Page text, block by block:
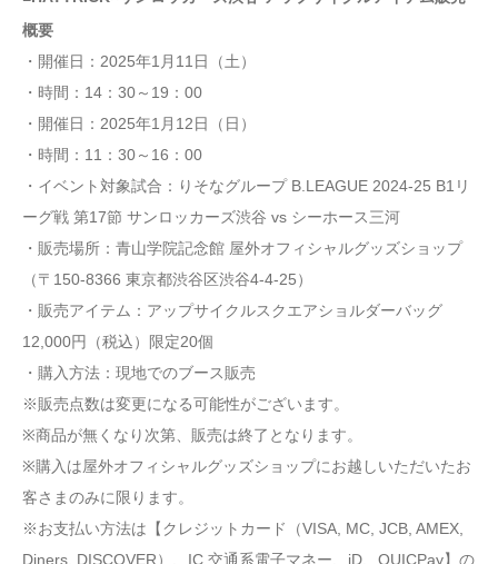
概要
・開催日：2025年1月11日（土）
・時間：14：30～19：00
・開催日：2025年1月12日（日）
・時間：11：30～16：00
・イベント対象試合：りそなグループ B.LEAGUE 2024-25 B1リ
ーグ戦 第17節 サンロッカーズ渋谷 vs シーホース三河
・販売場所：青山学院記念館 屋外オフィシャルグッズショップ
（〒150-8366 東京都渋谷区渋谷4-4-25）
・販売アイテム：アップサイクルスクエアショルダーバッグ
12,000円（税込）限定20個
・購入方法：現地でのブース販売
※販売点数は変更になる可能性がございます。
※商品が無くなり次第、販売は終了となります。
※購入は屋外オフィシャルグッズショップにお越しいただいたお
客さまのみに限ります。
※お支払い方法は【クレジットカード（VISA, MC, JCB, AMEX,
Diners, DISCOVER）、IC 交通系電子マネー、iD、QUICPay】の